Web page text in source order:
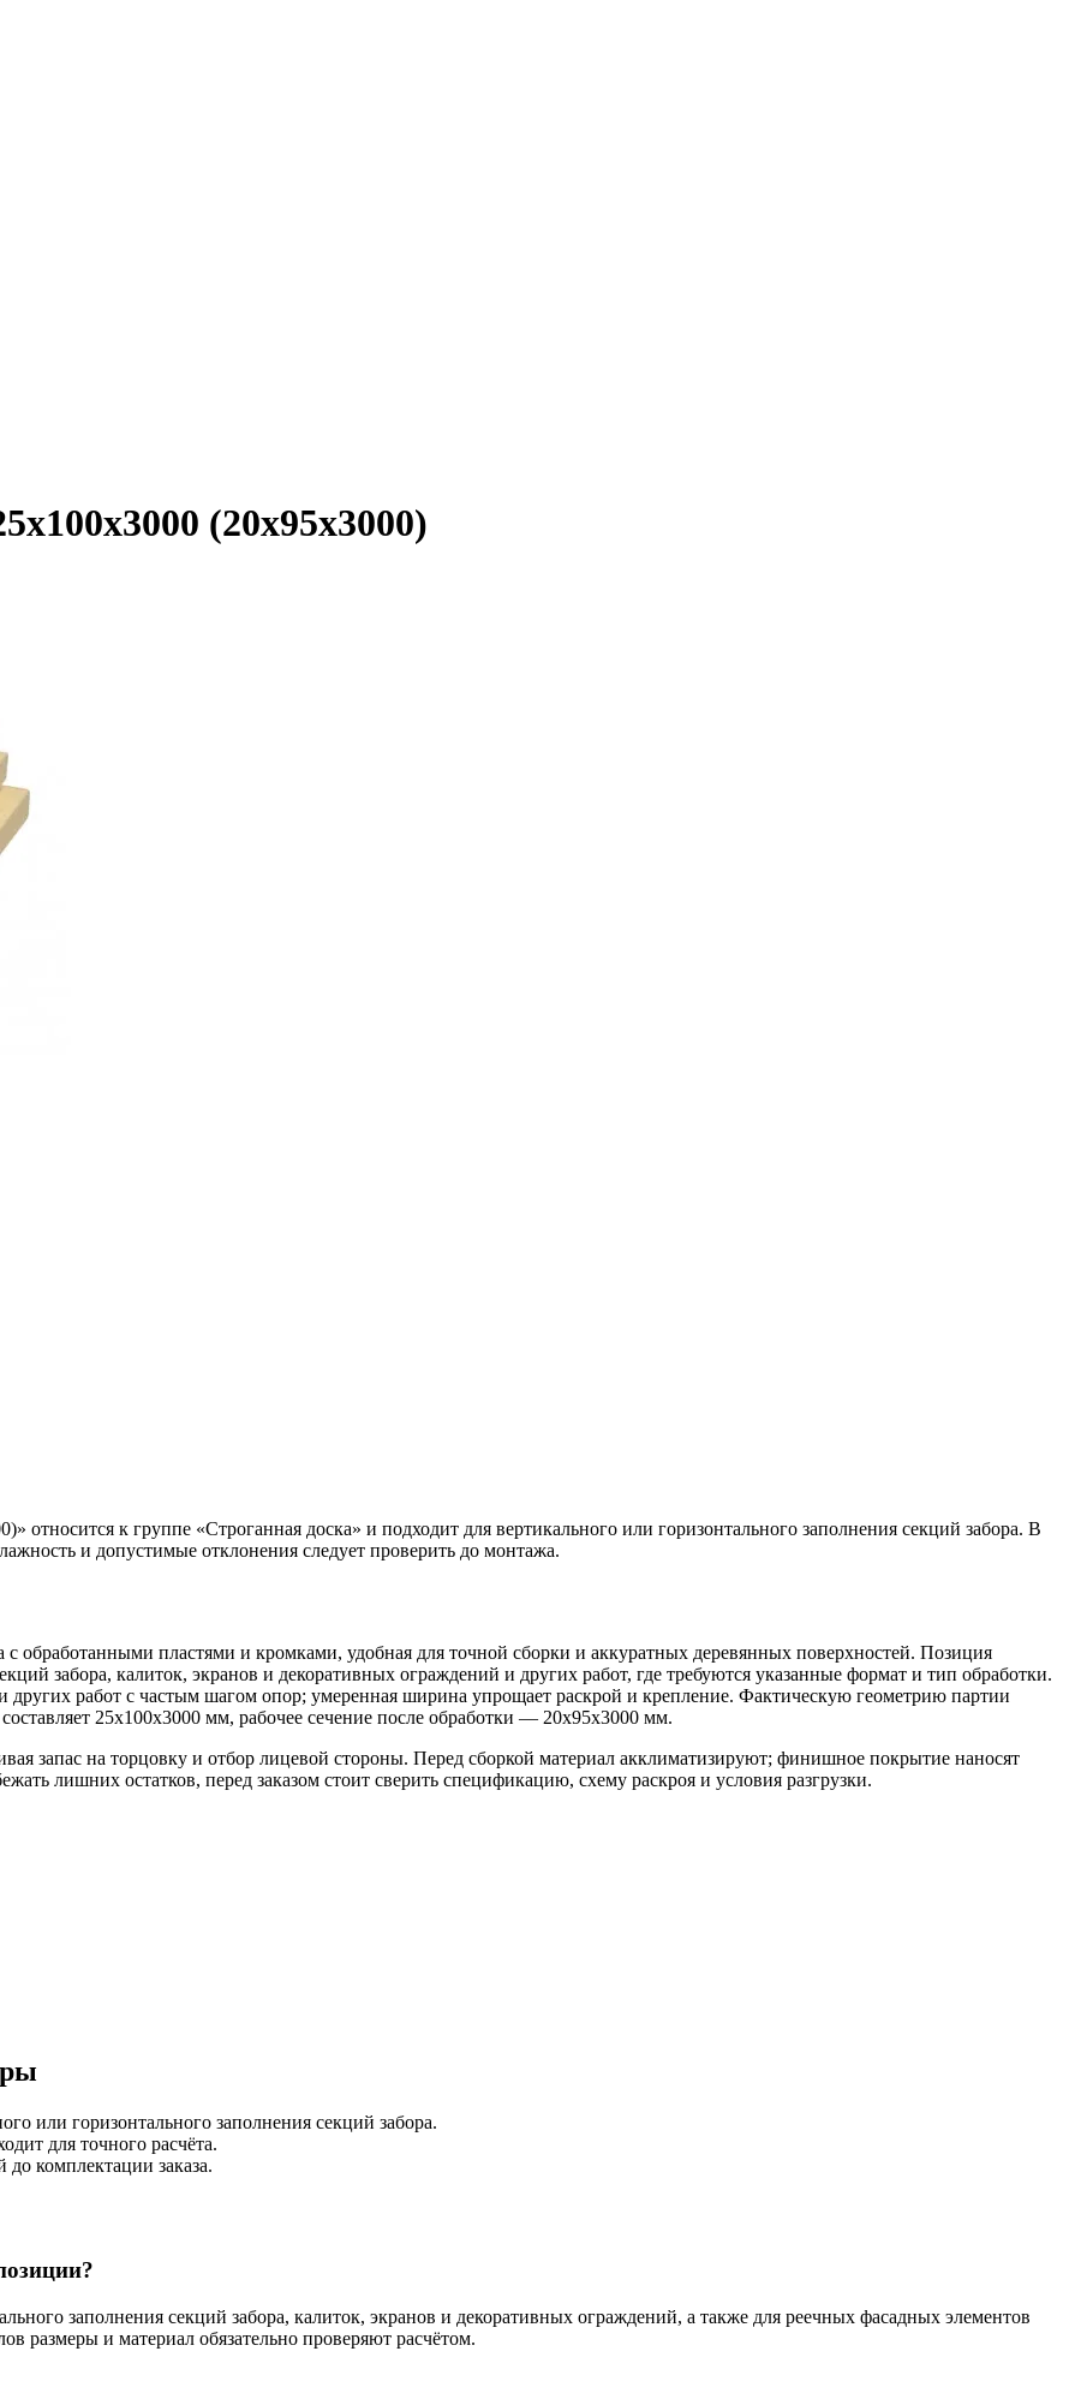
(20х95х3000)
относится к группе «Строганная доска» и подходит для вертикального или горизонтального заполнения секций забора. В
и допустимые отклонения следует проверить до монтажа.
обработанными пластями и кромками, удобная для точной сборки и аккуратных деревянных поверхностей. Позиция
забора, калиток, экранов и декоративных ограждений и других работ, где требуются указанные формат и тип обработки.
работ с частым шагом опор; умеренная ширина упрощает раскрой и крепление. Фактическую геометрию партии
25х100х3000 мм, рабочее сечение после обработки — 20х95х3000 мм.
запас на торцовку и отбор лицевой стороны. Перед сборкой материал акклиматизируют; финишное покрытие наносят
лишних остатков, перед заказом стоит сверить спецификацию, схему раскроя и условия разгрузки.
или горизонтального заполнения секций забора.
для точного расчёта.
комплектации заказа.
заполнения секций забора, калиток, экранов и декоративных ограждений, а также для реечных фасадных элементов
размеры и материал обязательно проверяют расчётом.